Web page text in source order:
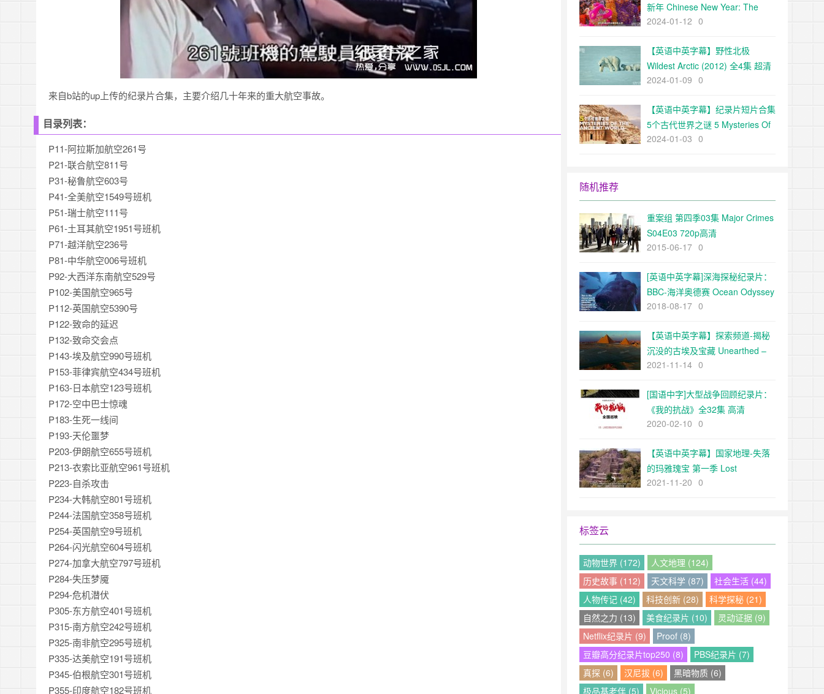
来自b站的up上传的纪录片合集，主要介绍几十年来的重大航空事故。
目录列表：
P11-阿拉斯加航空261号
P21-联合航空811号
P31-秘鲁航空603号
P41-全美航空1549号班机
P51-瑞士航空111号
P61-土耳其航空1951号班机
P71-越洋航空236号
P81-中华航空006号班机
P92-大西洋东南航空529号
P102-美国航空965号
P112-英国航空5390号
P122-致命的延迟
P132-致命交会点
P143-埃及航空990号班机
P153-菲律宾航空434号班机
P163-日本航空123号班机
P172-空中巴士惊魂
P183-生死一线间
P193-天伦噩梦
P203-伊朗航空655号班机
P213-衣索比亚航空961号班机
P223-自杀攻击
P234-大韩航空801号班机
P244-法国航空358号班机
P254-英国航空9号班机
P264-闪光航空604号班机
P274-加拿大航空797号班机
P284-失压梦魇
P294-危机潜伏
P305-东方航空401号班机
P315-南方航空242号班机
P325-南非航空295号班机
P335-达美航空191号班机
P345-伯根航空301号班机
P355-印度航空182号班机
新年 Chinese New Year: The
Biggest Celebration on Earth
2024-01-12 0
【英语中英字幕】野性北极
Wildest Arctic (2012) 全4集 超清
720P下载
2024-01-09 0
【英语中英字幕】纪录片短片合集
5个古代世界之谜 5 Mysteries Of
The Ancient World超清1080p下
2024-01-03 0
随机推荐
重案组 第四季03集 Major Crimes
S04E03 720p高清
2015-06-17 0
[英语中英字幕]深海探秘纪录片：
BBC-海洋奥德赛 Ocean Odyssey
全1集
2018-08-17 0
【英语中英字幕】探索频道-揭秘
沉没的古埃及宝藏 Unearthed –
Egypt’s Sunken Treasures 全1集
2021-11-14 0
[国语中字]大型战争回顾纪录片：
《我的抗战》全32集 高清
2020-02-10 0
【英语中英字幕】国家地理-失落
的玛雅瑰宝 第一季 Lost
Treasures of the Maya Season 1
2021-11-20 0
标签云
动物世界 (172)
人文地理 (124)
历史故事 (112)
天文科学 (87)
社会生活 (44)
人物传记 (42)
科技创新 (28)
科学探秘 (21)
自然之力 (13)
美食纪录片 (10)
灵动证据 (9)
Netflix纪录片 (9)
Proof (8)
豆瓣高分纪录片top250 (8)
PBS纪录片 (7)
真探 (6)
汉尼拔 (6)
黑暗物质 (6)
极品基老伴 (5)
Vicious (5)